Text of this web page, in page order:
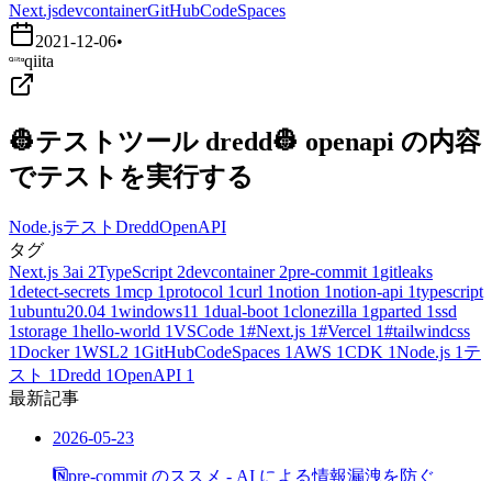
Next.jsdevcontainerGitHubCodeSpaces
2021-12-06•
qiita
👷テストツール dredd👷 openapi の内容
でテストを実行する
Node.jsテスト DreddOpenAPI
タグ
Next.js 3ai 2TypeScript 2devcontainer 2pre-commit 1 gitleaks
1detect-secrets 1mcp 1protocol 1curl 1notion 1notion-api 1typescript
1ubuntu20.04 1windows11 1dual-boot 1clonezilla 1 gparted 1ssd
1storage 1hello-world 1VSCode 1#Next.js 1#Vercel 1#tailwindcss
1Docker 1WSL2 1GitHubCodeSpaces 1 AWS 1CDK 1Node.js 1 テ
スト 1Dredd 1OpenAPI 1
最新記事
2026-05-23
pre-commit のススメ - AI による情報漏洩を防ぐ